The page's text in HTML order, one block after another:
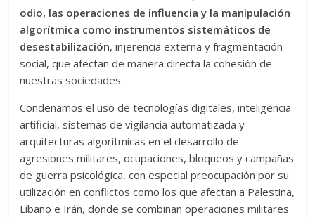
odio, las operaciones de influencia y la manipulación
algorítmica como instrumentos sistemáticos de
desestabilización, injerencia externa y fragmentación
social, que afectan de manera directa la cohesión de
nuestras sociedades.
Condenamos el uso de tecnologías digitales, inteligencia
artificial, sistemas de vigilancia automatizada y
arquitecturas algorítmicas en el desarrollo de
agresiones militares, ocupaciones, bloqueos y campañas
de guerra psicológica, con especial preocupación por su
utilización en conflictos como los que afectan a Palestina,
Líbano e Irán, donde se combinan operaciones militares